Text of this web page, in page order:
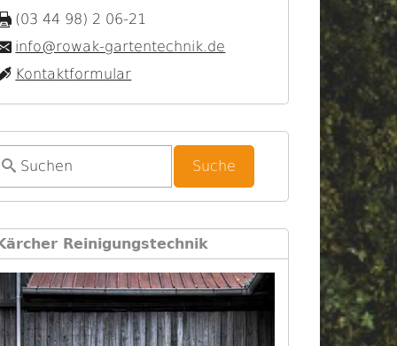
(03 44 98) 2 06-21
info@rowak-gartentechnik.de
Kontaktformular
S
Reinigungstechnik